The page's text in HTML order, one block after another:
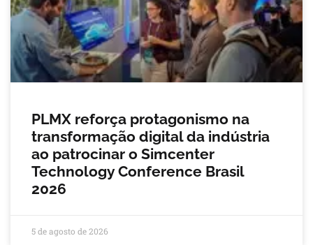
PLMX reforça protagonismo na
transformação digital da indústria
ao patrocinar o Simcenter
Technology Conference Brasil
2026
5 de agosto de 2026